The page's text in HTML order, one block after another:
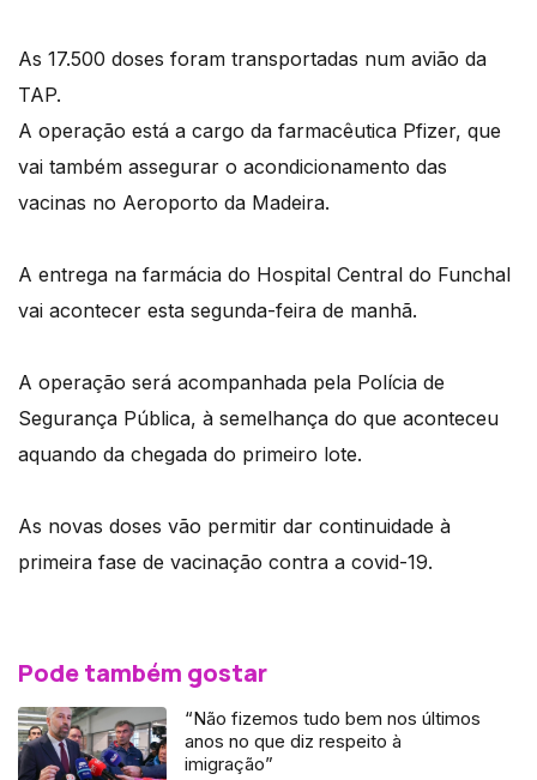
As 17.500 doses foram transportadas num avião da
TAP.
A operação está a cargo da farmacêutica Pfizer, que
vai também assegurar o acondicionamento das
vacinas no Aeroporto da Madeira.
A entrega na farmácia do Hospital Central do Funchal
vai acontecer esta segunda-feira de manhã.
A operação será acompanhada pela Polícia de
Segurança Pública, à semelhança do que aconteceu
aquando da chegada do primeiro lote.
As novas doses vão permitir dar continuidade à
primeira fase de vacinação contra a covid-19.
Pode também gostar
“Não fizemos tudo bem nos últimos
anos no que diz respeito à
imigração”